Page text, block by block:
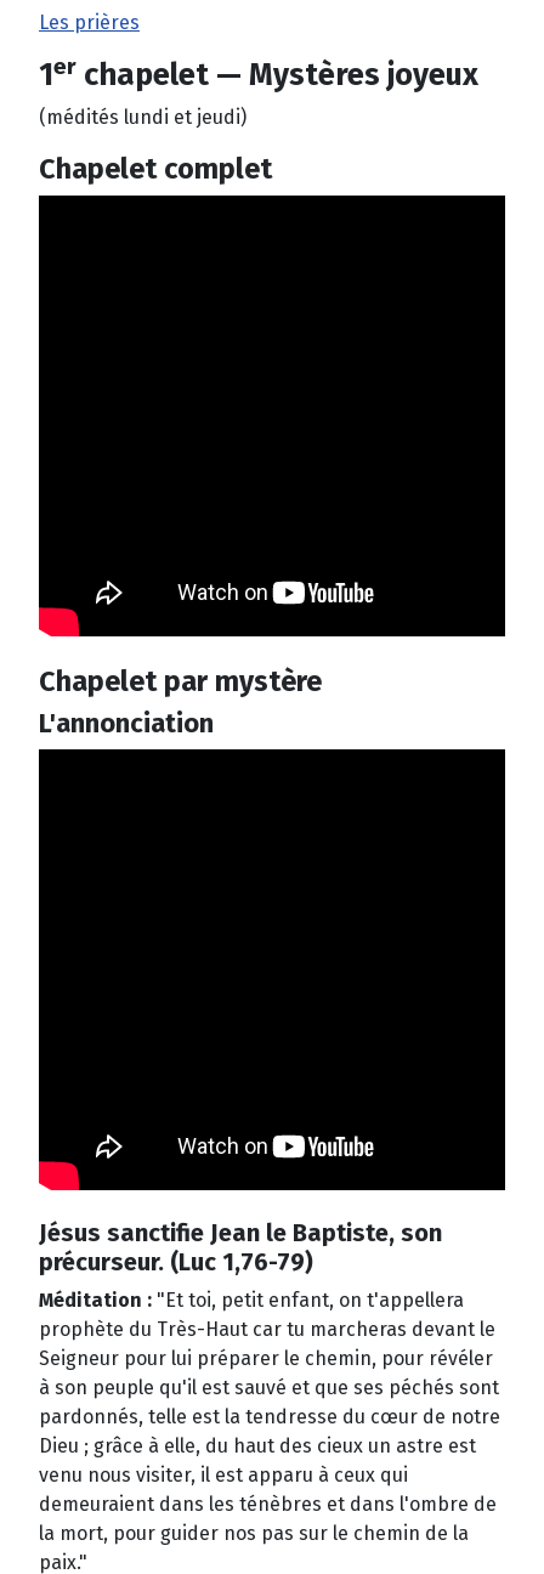
Les prières
1er chapelet — Mystères joyeux
(médités lundi et jeudi)
Chapelet complet
Chapelet par mystère
L'annonciation
Jésus sanctifie Jean le Baptiste, son
précurseur. (Luc 1,76-79)
Méditation : "Et toi, petit enfant, on t'appellera
prophète du Très-Haut car tu marcheras devant le
Seigneur pour lui préparer le chemin, pour révéler
à son peuple qu'il est sauvé et que ses péchés sont
pardonnés, telle est la tendresse du cœur de notre
Dieu ; grâce à elle, du haut des cieux un astre est
venu nous visiter, il est apparu à ceux qui
demeuraient dans les ténèbres et dans l'ombre de
la mort, pour guider nos pas sur le chemin de la
paix."